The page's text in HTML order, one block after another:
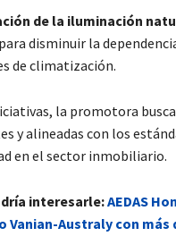
de la iluminación
para disminuir la
de climatización.
la promotora
y alineadas con los
en el sector inmobiliario.
interesarle:AEDAS
Vanian-Australy con más